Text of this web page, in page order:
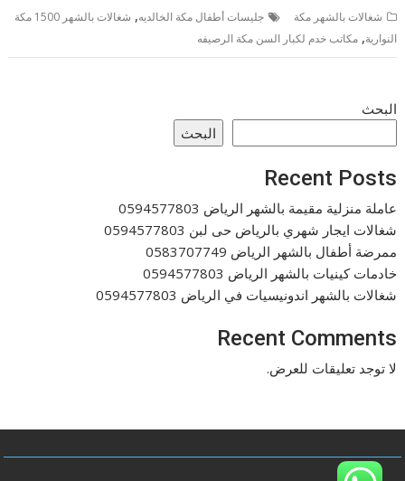
شغالات بالشهر مكة جليسات أطفال مكة الخالديه,
شغالات بالشهر 1500 مكة
النوارية,مكاتب خدم لكبار السن مكة الرصيفه
البحث
البحث
Recent Posts
عاملة منزلية مقيمة بالشهر الرياض 0594577803
شغالات ايجار شهري بالرياض حى لبن 0594577803
ممرضة أطفال بالشهر الرياض 0583707749
خادمات كينيات بالشهر الرياض 0594577803
شغالات بالشهر اندونيسيات في الرياض 0594577803
Recent Comments
لا توجد تعليقات للعرض.